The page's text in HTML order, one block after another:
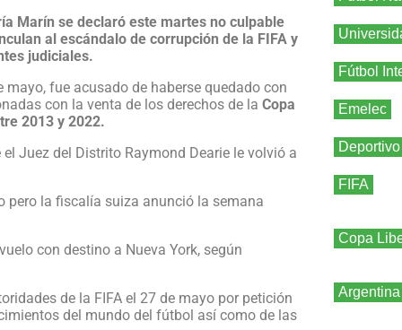
Marín se declaró este martes no culpable
al escándalo de corrupción de la FIFA y
judiciales.
fue acusado de haberse quedado con
con la venta de los derechos de la Copa
2013 y 2022.
Juez del Distrito Raymond Dearie le volvió a
pero la fiscalía suiza anunció la semana
con destino a Nueva York, según
de la FIFA el 27 de mayo por petición
del mundo del fútbol así como de las
Fútbol
Emelec
FIFA
Copa
Argentina